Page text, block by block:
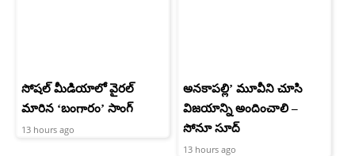
సోషల్ మీడియాలో వైరల్
మారిన ‘బంగారం’ సాంగ్
13 hours ago
అనకాపల్లి’ మూవీని చూసి
విజయాన్ని అందించాలి –
సోనూ సూద్
13 hours ago